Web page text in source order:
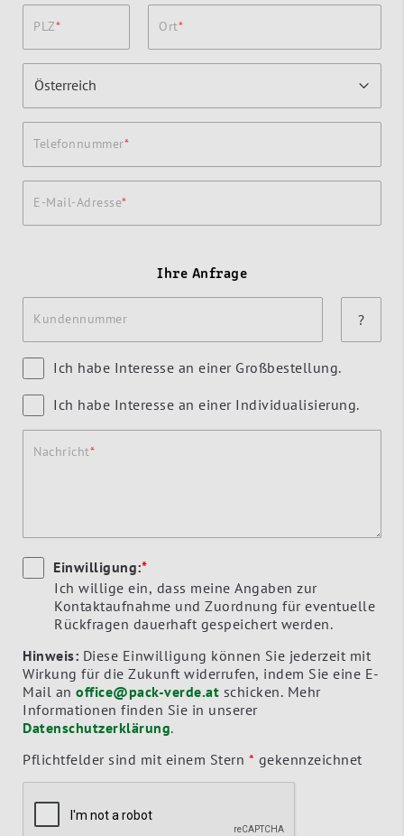
PLZ Ort
Telefonnummer
E-Mail-Adresse
Ihre Anfrage
Kundennummer ?
Ich habe Interesse an einer Großbestellung.
Ich habe Interesse an einer Individualisierung.
Nachricht
Einwilligung:*
Ich willige ein, dass meine Angaben zur
Kontaktaufnahme und Zuordnung für eventuelle
Rückfragen dauerhaft gespeichert werden.
Hinweis: Diese Einwilligung können Sie jederzeit mit
Wirkung für die Zukunft widerrufen, indem Sie eine E-
Mail an office@pack-verde.at
Informationen finden Sie in unserer
Datenschutzerklärung.
Pflichtfelder sind mit einem Stern * gekennzeichnet